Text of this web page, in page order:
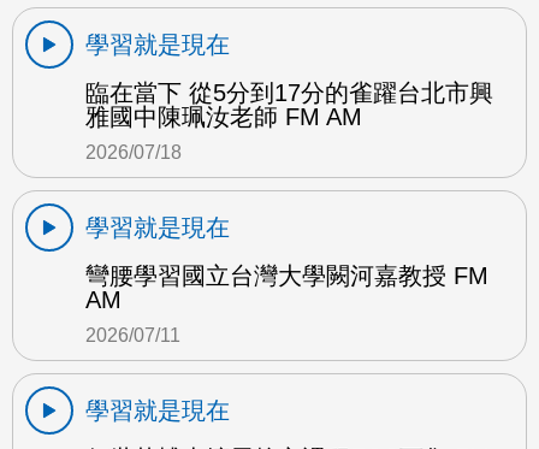
學習就是現在
臨在當下 從5分到17分的雀躍台北市興
雅國中陳珮汝老師 FM AM
2026/07/18
學習就是現在
彎腰學習國立台灣大學闕河嘉教授 FM
AM
2026/07/11
學習就是現在